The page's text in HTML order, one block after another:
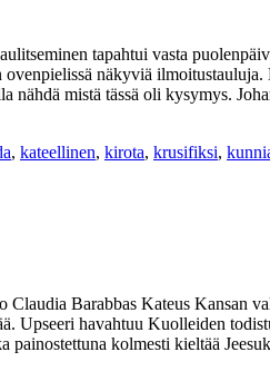
tapahtui vasta
näkyviä
mistä tässä oli kysymys.
, kateellinen, kirota, krusifiksi,
Barabbas Kateus Kansan
havahtuu Kuolleiden
kolmesti kieltää